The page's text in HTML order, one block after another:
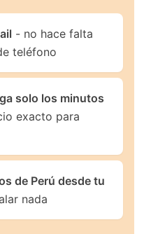
- no hace falta
teléfono
solo los minutos
exacto para
de Perú desde tu
nada